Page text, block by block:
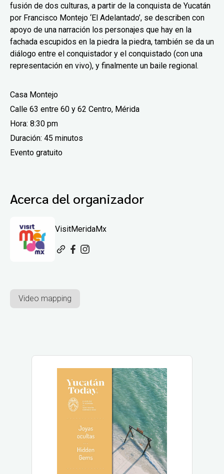
fusión de dos culturas, a partir de la conquista de Yucatán
por Francisco Montejo ‘El Adelantado’, se describen con
apoyo de una narración los personajes que hay en la
fachada escupidos en la piedra la piedra, también se da un
diálogo entre el conquistador y el conquistado (con una
representación en vivo), y finalmente un baile regional.
Casa Montejo
Calle 63 entre 60 y 62 Centro, Mérida
Hora: 8:30 pm
Duración: 45 minutos
Evento gratuito
Acerca del organizador
VisitMeridaMx
Video mapping